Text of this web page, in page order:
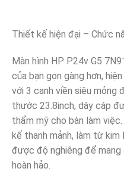
Thiết kế hiện đại – Chức
Màn hình HP P24v G5
của bạn gọn gàng hơn,
với 3 cạnh viền siêu mỏng
thước 23.8inch, dây cáp
thẩm mỹ cho bàn làm
kế thanh mảnh, làm từ
được độ nghiêng để mang
hoàn hảo.